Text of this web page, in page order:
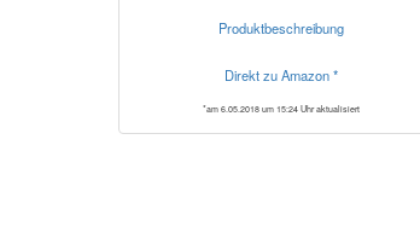
Produktbeschreibung
Direkt zu Amazon *
*am 6.05.2018 um 15:24 Uhr aktualisiert